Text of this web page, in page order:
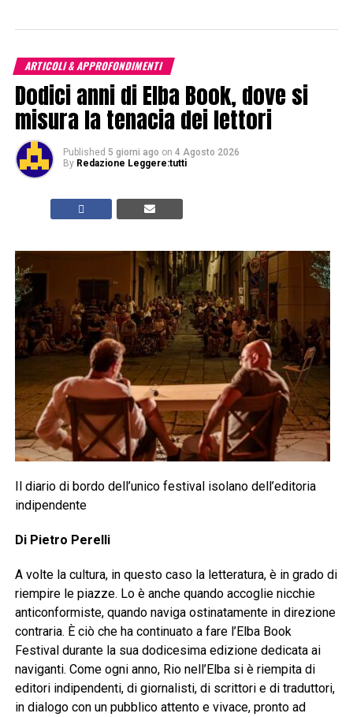
ARTICOLI & APPROFONDIMENTI
Dodici anni di Elba Book, dove si
misura la tenacia dei lettori
Published 5 giorni ago on 4 Agosto 2026
By Redazione Leggere:tutti
Il diario di bordo dell’unico festival isolano dell’editoria
indipendente
Di Pietro Perelli
A volte la cultura, in questo caso la letteratura, è in grado di
riempire le piazze. Lo è anche quando accoglie nicchie
anticonformiste, quando naviga ostinatamente in direzione
contraria. È ciò che ha continuato a fare l’Elba Book
Festival durante la sua dodicesima edizione dedicata ai
naviganti. Come ogni anno, Rio nell’Elba si è riempita di
editori indipendenti, di giornalisti, di scrittori e di traduttori,
in dialogo con un pubblico attento e vivace, pronto ad